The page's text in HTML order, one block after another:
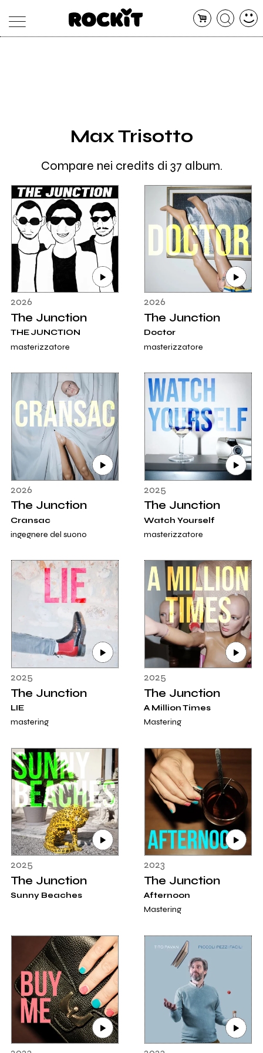
RADIOMax Trisotto
Compare nei credits di 37 album.
2026
The Junction
THE JUNCTION
masterizzatore
2026
The Junction
Doctor
masterizzatore
2026
The Junction
Cransac
ingegnere del suono
2025
The Junction
Watch Yourself
masterizzatore
2025
The Junction
LIE
mastering
2025
The Junction
A Million Times
Mastering
2025
The Junction
Sunny Beaches
2023
The Junction
Afternoon
Mastering